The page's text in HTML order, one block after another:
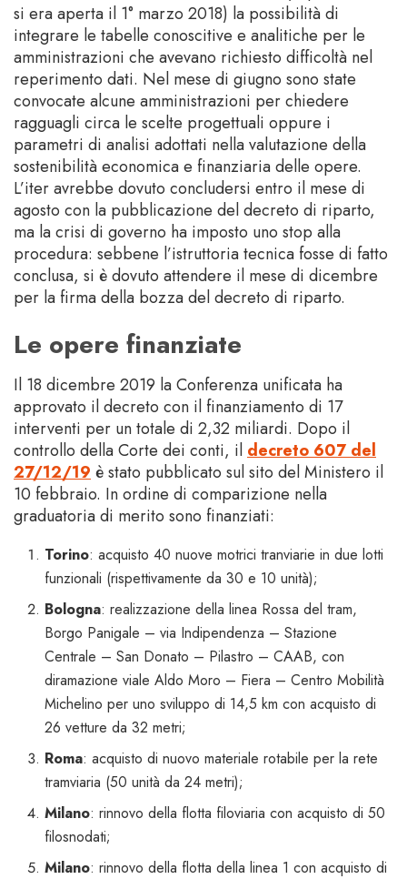
si era aperta il 1° marzo 2018) la possibilità di
integrare le tabelle conoscitive e analitiche per le
amministrazioni che avevano richiesto difficoltà nel
reperimento dati. Nel mese di giugno sono state
convocate alcune amministrazioni per chiedere
ragguagli circa le scelte progettuali oppure i
parametri di analisi adottati nella valutazione della
sostenibilità economica e finanziaria delle opere.
L’iter avrebbe dovuto concludersi entro il mese di
agosto con la pubblicazione del decreto di riparto,
ma la crisi di governo ha imposto uno stop alla
procedura: sebbene l’istruttoria tecnica fosse di fatto
conclusa, si è dovuto attendere il mese di dicembre
per la firma della bozza del decreto di riparto.
Le opere finanziate
Il 18 dicembre 2019 la Conferenza unificata ha
approvato il decreto con il finanziamento di 17
interventi per un totale di 2,32 miliardi. Dopo il
controllo della Corte dei conti, il decreto 607 del
27/12/19 è stato pubblicato sul sito del Ministero il
10 febbraio. In ordine di comparizione nella
graduatoria di merito sono finanziati:
Torino: acquisto 40 nuove motrici tranviarie in due lotti
funzionali (rispettivamente da 30 e 10 unità);
Bologna: realizzazione della linea Rossa del tram,
Borgo Panigale – via Indipendenza – Stazione
Centrale – San Donato – Pilastro – CAAB, con
diramazione viale Aldo Moro – Fiera – Centro Mobilità
Michelino per uno sviluppo di 14,5 km con acquisto di
26 vetture da 32 metri;
Roma: acquisto di nuovo materiale rotabile per la rete
tramviaria (50 unità da 24 metri);
Milano: rinnovo della flotta filoviaria con acquisto di 50
filosnodati;
Milano: rinnovo della flotta della linea 1 con acquisto di